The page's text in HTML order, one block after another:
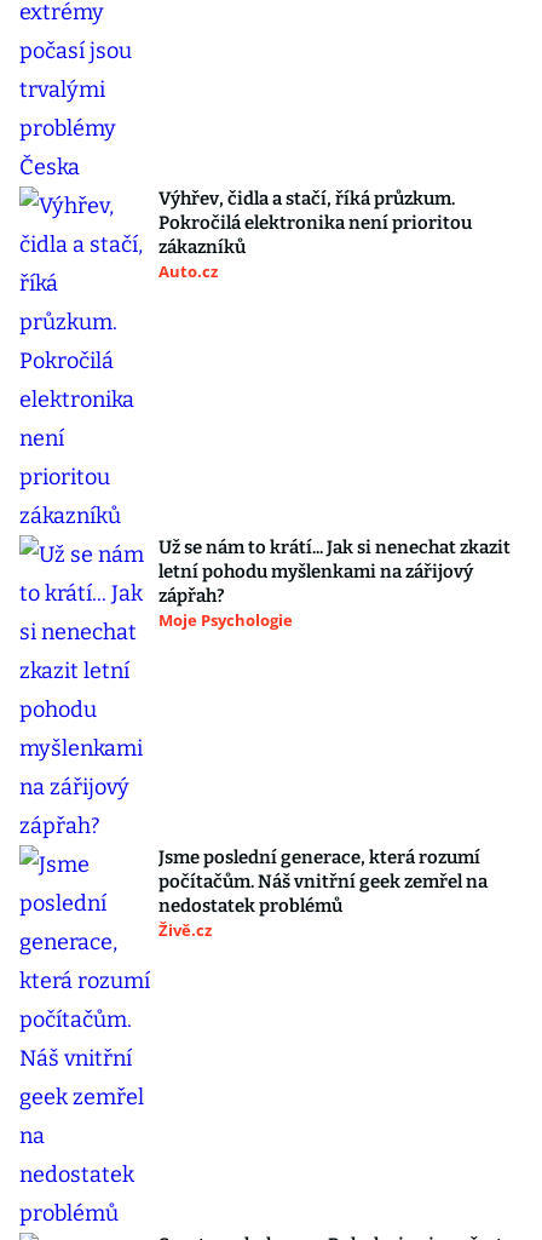
Výhřev, čidla a stačí, říká průzkum.
Pokročilá elektronika není prioritou
zákazníků
Auto.cz
Už se nám to krátí... Jak si nenechat zkazit
letní pohodu myšlenkami na zářijový
zápřah?
Moje Psychologie
Jsme poslední generace, která rozumí
počítačům. Náš vnitřní geek zemřel na
nedostatek problémů
Živě.cz